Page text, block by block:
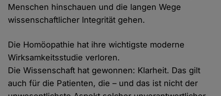
Menschen hinschauen und die langen Wege
wissenschaftlicher Integrität gehen.
Die Homöopathie hat ihre wichtigste moderne
Wirksamkeitsstudie verloren.
Die Wissenschaft hat gewonnen: Klarheit. Das gilt
auch für die Patienten, die – und das ist nicht der